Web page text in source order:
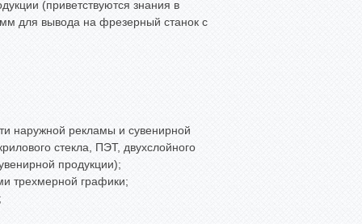
(приветствуются знания в
для вывода на фрезерный станок с
наружной рекламы и сувенирной
стекла, ПЭТ, двухслойного
продукции);
трехмерной графики;